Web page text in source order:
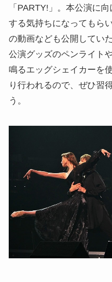
「PARTY!」。本公演に
する気持ちになってもら
の動画なども公開してい
公演グッズのペンライト
鳴るエッグシェイカーを
り行われるので、ぜひ習
う。